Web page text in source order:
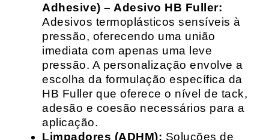
Adhesive) – Adesivo HB Fuller:
Adesivos termoplásticos sensíveis à
pressão, oferecendo uma união
imediata com apenas uma leve
pressão. A personalização envolve a
escolha da formulação específica da
HB Fuller que oferece o nível de tack,
adesão e coesão necessários para a
aplicação.
Limpadores (ADHM): Soluções de